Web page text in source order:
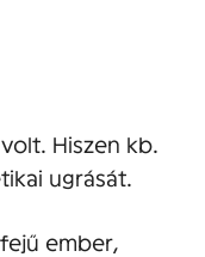
Hiszen kb.
ugrását.
ember,